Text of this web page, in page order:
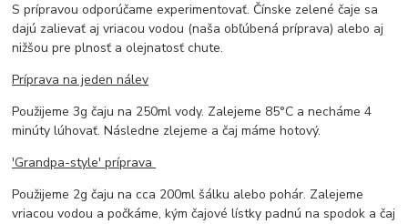
S prípravou odporúčame experimentovať. Čínske zelené čaje sa
dajú zalievať aj vriacou vodou (naša obľúbená príprava) alebo aj
nižšou pre plnosť a olejnatosť chute.
Príprava na jeden nálev
Použijeme 3g čaju na 250ml vody. Zalejeme 85°C a necháme 4
minúty lúhovať. Následne zlejeme a čaj máme hotový.
'Grandpa-style' príprava
Použijeme 2g čaju na cca 200ml šálku alebo pohár. Zalejeme
vriacou vodou a počkáme, kým čajové lístky padnú na spodok a čaj